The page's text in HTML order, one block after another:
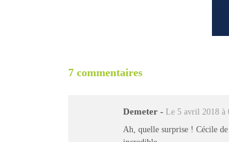
7 commentaires
Demeter - Le 5 avril 2018 à
Ah, quelle surprise ! Cécile